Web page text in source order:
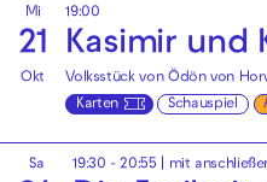
Mi
21
Okt
19:00
Kasimir und
Volksstück von Ödön von
Karten
Schauspiel
Sa 19:30 - 20:55 | mit